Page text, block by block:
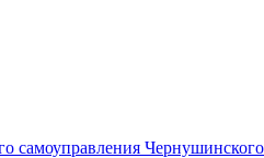
Чернушинского